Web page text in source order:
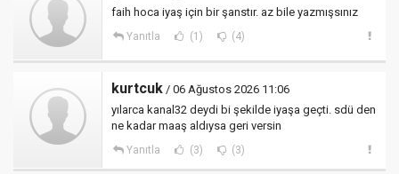
faih hoca iyaş için bir şanstır. az bile yazmışsınız
Yanıtla (1) (4)
kurtcuk / 06 Ağustos 2026 11:06
yılarca kanal32 deydi bi şekilde iyaşa geçti. sdü den
ne kadar maaş aldıysa geri versin
Yanıtla (3) (3)